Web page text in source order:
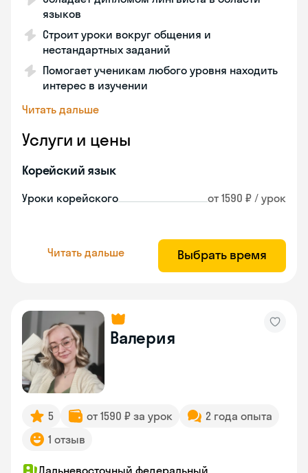
языков
Строит уроки вокруг общения и
нестандартных заданий
Помогает ученикам любого уровня находить
интерес в изучении
Читать дальше
Услуги и цены
Корейский язык
Уроки корейского от 1590 ₽ / урок
Читать дальше Выбрать время
Валерия
5 от 1590 ₽ за урок
2 года опыта
1 отзыв
Дальневосточный федеральный